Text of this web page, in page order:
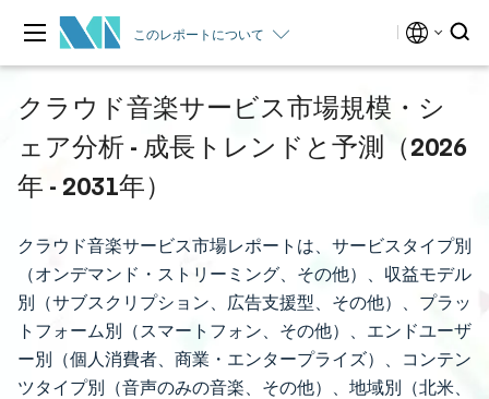
このレポートについて
クラウド音楽サービス市場規模・シ
ェア分析 - 成長トレンドと予測（2026
年 - 2031年）
クラウド音楽サービス市場レポートは、サービスタイプ別
（オンデマンド・ストリーミング、その他）、収益モデル
別（サブスクリプション、広告支援型、その他）、プラッ
トフォーム別（スマートフォン、その他）、エンドユーザ
ー別（個人消費者、商業・エンタープライズ）、コンテン
ツタイプ別（音声のみの音楽、その他）、地域別（北米、